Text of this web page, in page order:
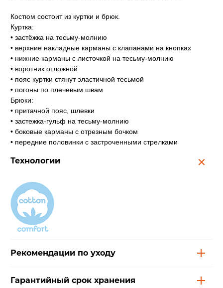
Костюм состоит из куртки и брюк.
Куртка:
• застёжка на тесьму-молнию
• верхние накладные карманы с клапанами на кнопках
• нижние карманы с листочкой на тесьму-молнию
• воротник отложной
• пояс куртки стянут эластичной тесьмой
• погоны по плечевым швам
Брюки:
• притачной пояс, шлевки
• застежка-гульф на тесьму-молнию
• боковые карманы с отрезным бочком
• передние половинки с застроченными стрелками
Технологии
Рекомендации по уходу
Гарантийный срок хранения